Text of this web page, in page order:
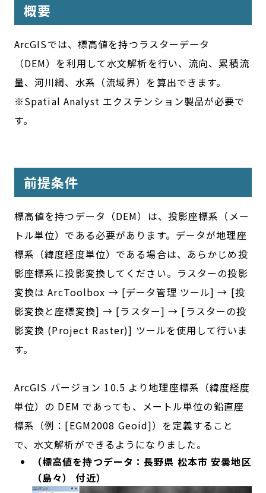
概要
ArcGISでは、標高値を持つラスターデータ
（DEM）を利用して水文解析を行い、流向、累積流
量、河川網、水系（流域界）を算出できます。
※Spatial Analyst エクステンション製品が必要で
す。
前提条件
標高値を持つデータ（DEM）は、投影座標系（メー
トル単位）である必要があります。データが地理座
標系（緯度経度単位）である場合は、あらかじめ投
影座標系に投影変換してください。ラスターの投影
変換は ArcToolbox → [データ管理 ツール] → [投
影変換と座標変換] → [ラスター] → [ラスターの投
影変換 (Project Raster)] ツールを使用して行いま
す。
ArcGIS バージョン 10.5 より地理座標系（緯度経度
単位）の DEM であっても、メートル単位の鉛直座
標系（例：[EGM2008 Geoid]）を定義すること
で、水文解析ができるようになりました。
（標高値を持つデータ：長野県 松本市 安曇地区
（島々） 付近）